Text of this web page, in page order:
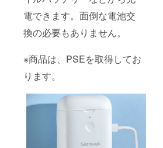
電できます。面倒な電池交
換の必要もありません。
※商品は、PSEを取得してお
ります。